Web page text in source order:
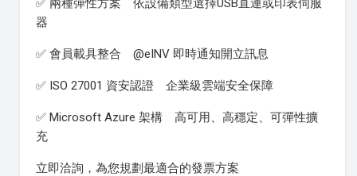
✅ 兩種彈性方案 依設備類型選擇USB直連或印表伺服
器
✅ 會員載具整合 @eINV 即時通知開立訊息
✅ ISO 27001 資安認證 企業級雲端安全保障
✅ Microsoft Azure 架構 高可用、高穩定、可彈性擴
充
立即洽詢，為您規劃最適合的發票方案